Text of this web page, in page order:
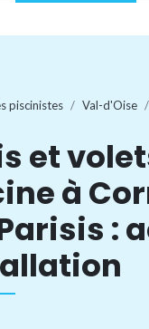
piscinistes Val-d'Oise
et
à
: